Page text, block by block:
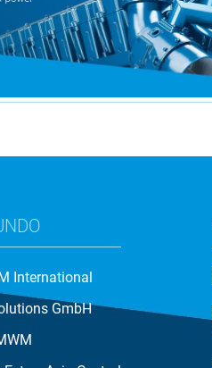
International
GmbH